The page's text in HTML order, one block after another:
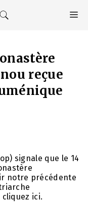
reçue
signale que le 14
notre précédente
ici.